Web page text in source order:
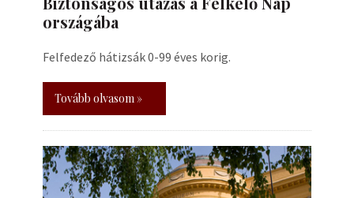
országába
Felfedező hátizsák 0-99 éves korig.
Tovább olvasom »